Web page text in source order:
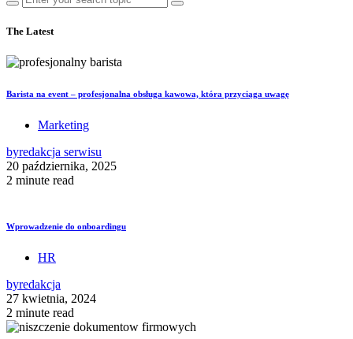
The Latest
Barista na event – profesjonalna obsługa kawowa, która przyciąga uwagę
Marketing
byredakcja serwisu
20 października, 2025
2 minute read
Wprowadzenie do onboardingu
HR
byredakcja
27 kwietnia, 2024
2 minute read